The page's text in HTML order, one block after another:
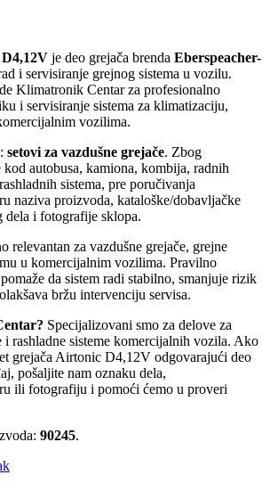
je deo grejača brenda Eberspeacher-
i servisiranje grejnog sistema u vozilu.
Klimatronik Centar za profesionalno
i servisiranje sistema za klimatizaciju,
vozilima.
setovi za vazdušne grejače. Zbog
autobusa, kamiona, kombija, radnih
sistema, pre poručivanja
naziva proizvoda, kataloške/dobavljačke
dela i fotografije sklopa.
relevantan za vazdušne grejače, grejne
u komercijalnim vozilima. Pravilno
da sistem radi stabilno, smanjuje rizik
bržu intervenciju servisa.
Specijalizovani smo za delove za
i rashladne sisteme komercijalnih vozila. Ako
grejača Airtonic D4,12V odgovarajući deo
pošaljite nam oznaku dela,
ili fotografiju i pomoći ćemo u proveri
90245.